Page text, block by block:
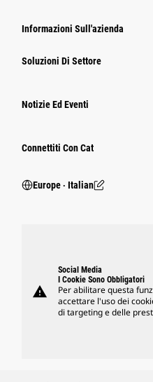
Informazioni Sull'azienda
Soluzioni Di Settore
Notizie Ed Eventi
Connettiti Con Cat
Europe ‧ Italian
warning
Social Media
I Cookie Sono Obbligatori
Per abilitare questa
accettare l'uso dei
di targeting e delle